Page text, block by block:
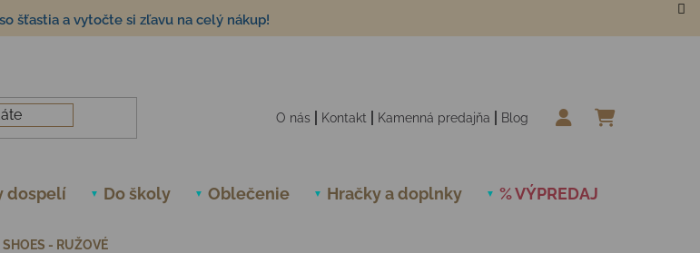
šťastia a vytočte si zľavu na celý nákup!
O nás Kontakt Kamenná predajňa Blog
dospelí Do školy Oblečenie Hračky a doplnky % VÝPREDAJ
- RUŽOVÉ